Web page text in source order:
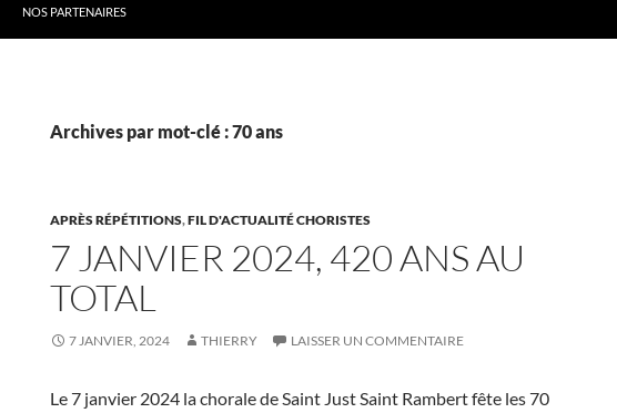
NOS PARTENAIRES
Archives par mot-clé : 70 ans
APRÈS RÉPÉTITIONS,FIL D'ACTUALITÉ CHORISTES
7 JANVIER 2024, 420 ANS AU
TOTAL
7 JANVIER, 2024 THIERRY LAISSER UN COMMENTAIRE
Le 7 janvier 2024 la chorale de Saint Just Saint Rambert fête les 70